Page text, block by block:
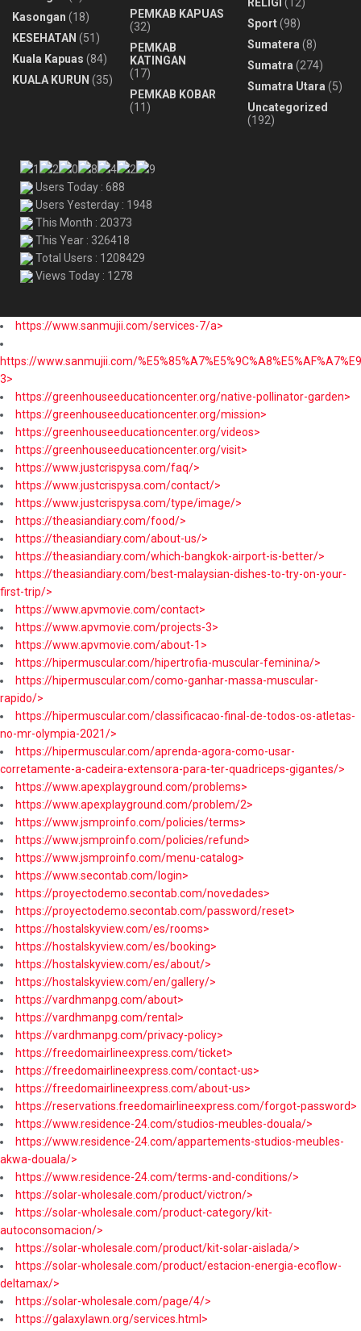
Kasongan (18)
KESEHATAN (51)
Kuala Kapuas (84)
KUALA KURUN (35)
PEMKAB KAPUAS
(32)
PEMKAB
KATINGAN
(17)
PEMKAB KOBAR
(11)
RELIGI (12)
Sport(98)
Sumatera (8)
Sumatra (274)
Sumatra Utara (5)
Uncategorized
(192)
Users Today : 688
Users Yesterday : 1948
This Month : 20373
This Year : 326418
Total Users : 1208429
Views Today : 1278
https://www.sanmujii.com/services-7/a>
https://www.sanmujii.com/
3>
https://greenhouseeducationcenter.org/native-pollinator-garden>
https://greenhouseeducationcenter.org/mission>
https://greenhouseeducationcenter.org/videos>
https://greenhouseeducationcenter.org/visit>
https://www.justcrispysa.com/faq/>
https://www.justcrispysa.com/contact/>
https://www.justcrispysa.com/type/image/>
https://theasiandiary.com/food/>
https://theasiandiary.com/about-us/>
https://theasiandiary.com/which-bangkok-airport-is-better/>
https://theasiandiary.com/best-malaysian-dishes-to-try-on-your-
first-trip/>
https://www.apvmovie.com/contact>
https://www.apvmovie.com/projects-3>
https://www.apvmovie.com/about-1>
https://hipermuscular.com/hipertrofia-muscular-feminina/>
https://hipermuscular.com/como-ganhar-massa-muscular-
rapido/>
https://hipermuscular.com/classificacao-final-de-todos-os-atletas-
no-mr-olympia-2021/>
https://hipermuscular.com/aprenda-agora-como-usar-
corretamente-a-cadeira-extensora-para-ter-quadriceps-gigantes/>
https://www.apexplayground.com/problems>
https://www.apexplayground.com/problem/2>
https://www.jsmproinfo.com/policies/terms>
https://www.jsmproinfo.com/policies/refund>
https://www.jsmproinfo.com/menu-catalog>
https://www.secontab.com/login>
https://proyectodemo.secontab.com/novedades>
https://proyectodemo.secontab.com/password/reset>
https://hostalskyview.com/es/rooms>
https://hostalskyview.com/es/booking>
https://hostalskyview.com/es/about/>
https://hostalskyview.com/en/gallery/>
https://vardhmanpg.com/about>
https://vardhmanpg.com/rental>
https://vardhmanpg.com/privacy-policy>
https://freedomairlineexpress.com/ticket>
https://freedomairlineexpress.com/contact-us>
https://freedomairlineexpress.com/about-us>
https://reservations.freedomairlineexpress.com/forgot-password>
https://www.residence-24.com/studios-meubles-douala/>
https://www.residence-24.com/appartements-studios-meubles-
akwa-douala/>
https://www.residence-24.com/terms-and-conditions/>
https://solar-wholesale.com/product/victron/>
https://solar-wholesale.com/product-category/kit-
autoconsomacion/>
https://solar-wholesale.com/product/kit-solar-aislada/>
https://solar-wholesale.com/product/estacion-energia-ecoflow-
deltamax/>
https://solar-wholesale.com/page/4/>
https://galaxylawn.org/services.html>